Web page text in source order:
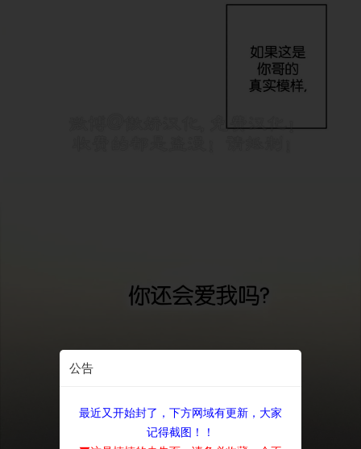
公告
最近又开始封了，下方网域有更新，大家
记得截图！！